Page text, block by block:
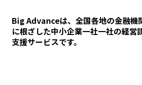
Big Advanceは、全国各地の金融機
に根ざした中小企業一社一社の経営
支援サービスです。